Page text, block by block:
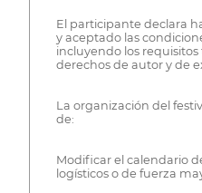
El participante declara
y aceptado las
incluyendo los requisitos
derechos de autor y de
La organización del
de:
Modificar el calendario
logísticos o de fuerza